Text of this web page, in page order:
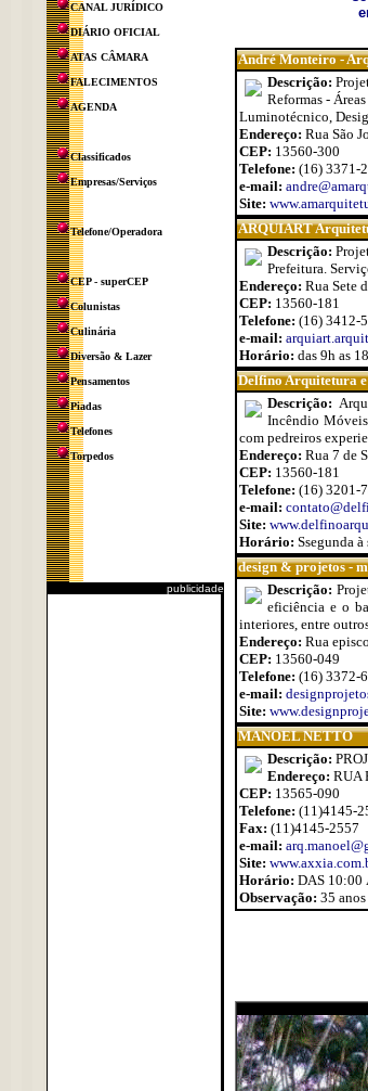
CANAL JURÍDICO
DIÁRIO OFICIAL
ATAS CÂMARA
FALECIMENTOS
AGENDA
Classificados
Empresas/Serviços
Telefone/Operadora
CEP - superCEP
Colunistas
Culinária
Diversão & Lazer
Pensamentos
Piadas
Telefones
Torpedos
publicidade
André Monteiro -
Descrição:
Reformas -
Luminotécnico,
Endereço: Rua São
CEP: 13560-300
Telefone: (16) 3371-
e-mail:
Site:
ARQUIART
Descrição:
Prefeitura.
Endereço: Rua Sete
CEP: 13560-181
Telefone: (16) 3412-
e-mail:
Horário: das 9h as
Delfino Arquitetura
Descrição:
Incêndio
com pedreiros
Endereço: Rua 7 de
CEP: 13560-181
Telefone: (16) 3201-
e-mail:
Site:
Horário: Ssegunda à
design & projetos -
Descrição:
eficiência e o
interiores, entre
Endereço: Rua
CEP: 13560-049
Telefone: (16) 3372-
e-mail:
Site:
MANOEL NETTO
Descrição:
Endereço: RUA
CEP: 13565-090
Telefone: (11)4145-
Fax: (11)4145-2557
e-mail:
Site:
Horário: DAS 10:00
Observação: 35